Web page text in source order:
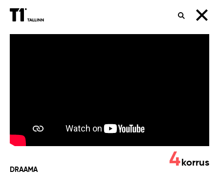
OTSING
DRAAMA 4 korrus